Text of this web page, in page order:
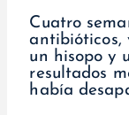
Cuatro
antibióticos,
un hisopo y
resultados
había